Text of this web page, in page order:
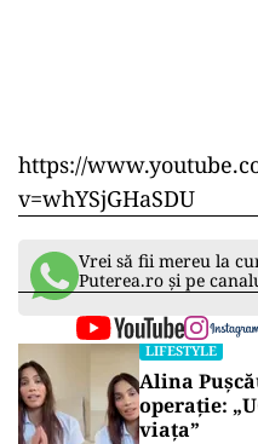
https://
v=whYSjGHaSDU
Vrei să fii mereu la
Puterea.ro și pe
LIFESTYLE
Alina
operație:
viața”